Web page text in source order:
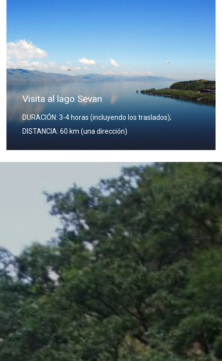
Visita a Jor Virap
DURACIÓN: 3-4 horas (incluyendo los traslados);
DISTANCIA: 60 km (una dirección)